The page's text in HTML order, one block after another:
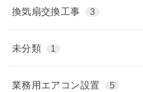
換気扇交換工事 3
未分類 1
業務用エアコン設置 5